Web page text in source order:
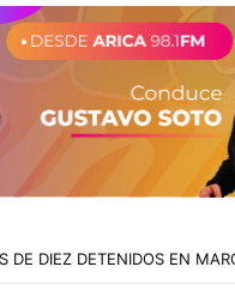
Y AVANZAN HACIA LA